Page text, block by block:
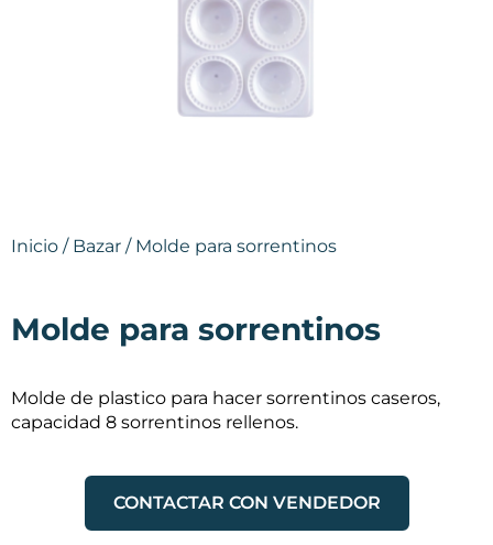
Inicio / Bazar / Molde para sorrentinos
Molde para sorrentinos
Molde de plastico para hacer sorrentinos caseros,
capacidad 8 sorrentinos rellenos.
CONTACTAR CON VENDEDOR